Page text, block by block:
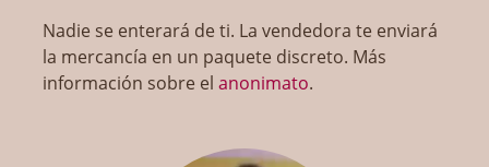
Nadie se enterará de ti. La vendedora te enviará
la mercancía en un paquete discreto. Más
información sobre elanonimato.